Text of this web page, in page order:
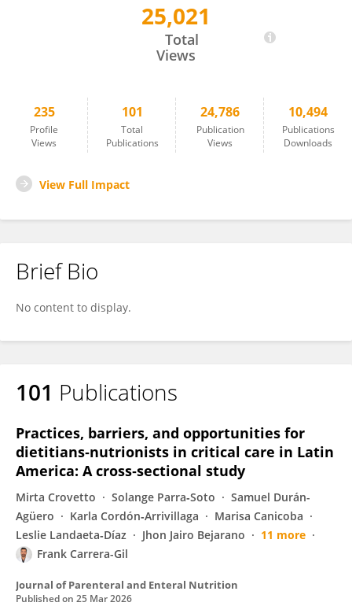
25,021
Total
Views
235
Profile
Views
101
Total
Publications
24,786
Publication
Views
10,494
Publications
Downloads
View Full Impact
Brief Bio
No content to display.
101 Publications
Practices, barriers, and opportunities for
dietitians‐nutrionists in critical care in Latin
America: A cross‐sectional study
Mirta Crovetto Solange Parra‐Soto
Samuel Durán-
Agüero
Karla Cordón‐Arrivillaga
Marisa Canicoba
Leslie Landaeta‐Díaz
Jhon Jairo Bejarano
11 more
Frank Carrera-Gil
Journal of Parenteral and Enteral Nutrition
Published on 25 Mar 2026